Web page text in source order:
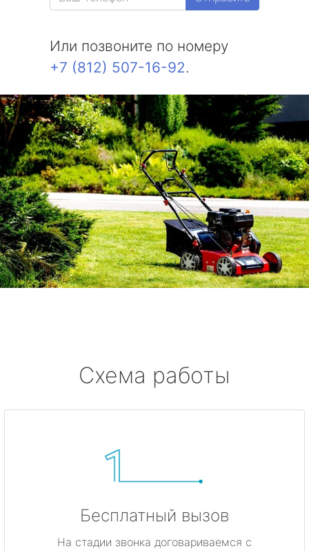
Молодежное
Комарово
Усть-Ижора
Саперный
Петро-Славянка
Тярлево
Смолячково
Или позвоните по номеру
+7 (812) 507-16-92.
Схема работы
Бесплатный вызов
На стадии звонка договариваемся с